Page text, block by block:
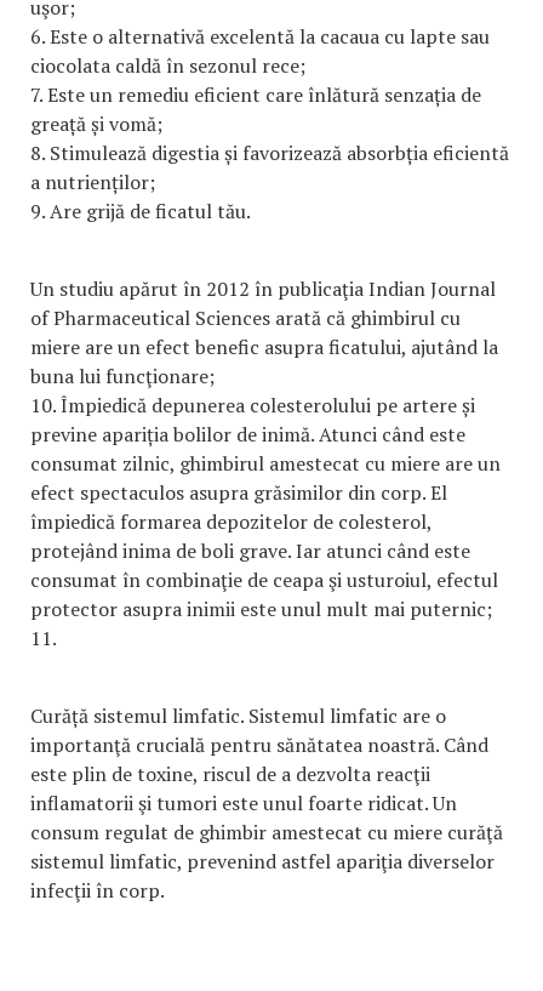
uşor;
6. Este o alternativă excelentă la cacaua cu lapte sau
ciocolata caldă în sezonul rece;
7. Este un remediu eficient care înlătură senzația de
greață și vomă;
8. Stimulează digestia și favorizează absorbția eficientă
a nutrienților;
9. Are grijă de ficatul tău.
Un studiu apărut în 2012 în publicaţia Indian Journal
of Pharmaceutical Sciences arată că ghimbirul cu
miere are un efect benefic asupra ficatului, ajutând la
buna lui funcţionare;
10. Împiedică depunerea colesterolului pe artere și
previne apariția bolilor de inimă. Atunci când este
consumat zilnic, ghimbirul amestecat cu miere are un
efect spectaculos asupra grăsimilor din corp. El
împiedică formarea depozitelor de colesterol,
protejând inima de boli grave. Iar atunci când este
consumat în combinaţie de ceapa şi usturoiul, efectul
protector asupra inimii este unul mult mai puternic;
11.
Curăță sistemul limfatic. Sistemul limfatic are o
importanţă crucială pentru sănătatea noastră. Când
este plin de toxine, riscul de a dezvolta reacţii
inflamatorii şi tumori este unul foarte ridicat. Un
consum regulat de ghimbir amestecat cu miere curăţă
sistemul limfatic, prevenind astfel apariţia diverselor
infecţii în corp.